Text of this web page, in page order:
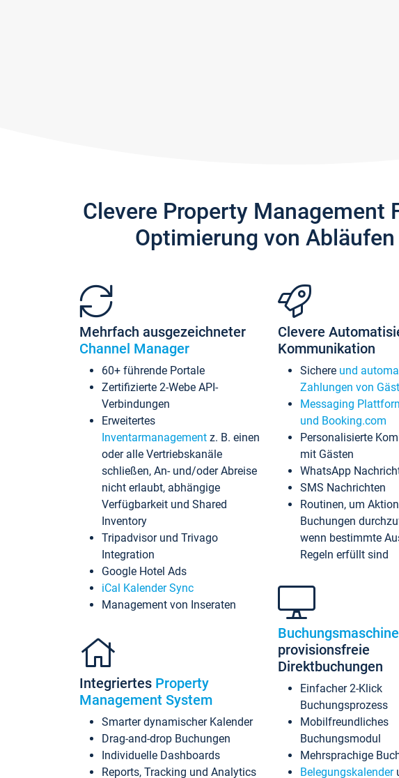
Clevere Property Management
Optimierung von
Mehrfach ausgezeichneter
Channel Manager
60+ führende Portale
Zertifizierte 2-Webe API-
Verbindungen
Erweitertes
Inventarmanagement z. B. einen
oder alle Vertriebskanäle
schließen, An- und/oder Abreise
nicht erlaubt, abhängige
Verfügbarkeit und Shared
Inventory
Tripadvisor und Trivago
Integration
Google Hotel Ads
iCal Kalender Sync
Management von Inseraten
Integriertes Property
Management System
Smarter dynamischer Kalender
Drag-and-drop Buchungen
Individuelle Dashboards
Reports, Tracking und Analytics
Clevere
Kommunikation
Sichere und
Zahlungen von
Messaging
und Booking.com
Personalisierte
mit Gästen
WhatsApp
SMS Nachrichten
Routinen, um
Buchungen
wenn bestimmte
Regeln erfüllt sind
Buchungsmaschine
provisionsfreie
Direktbuchungen
Einfacher 2-Klick
Buchungsprozess
Mobilfreundliches
Buchungsmodul
Mehrsprachige
Belegungskalender